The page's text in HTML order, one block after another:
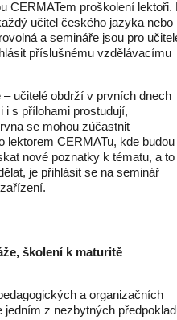
CERMATem proškolení lektoři.
učitel českého jazyka nebo
a semináře jsou pro
příslušnému vzdělávacímu
– učitelé obdrží v prvních dnech
i s přílohami prostudují,
se mohou zúčastnit
lektorem CERMATu, kde budou
nové poznatky k tématu, a to
je přihlásit se na seminář
školení k maturitě
a organizačních
z nezbytných